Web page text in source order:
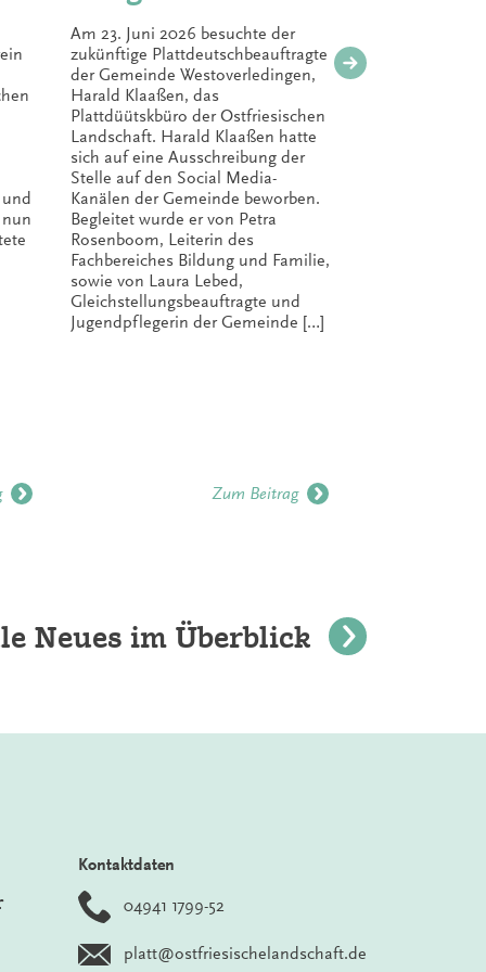
Gemeinde
Westoverledingen
zu Gast im
Plattdüütskbüro
Am 23. Juni 2026 besuchte der
zukünftige Plattdeutschbeauftragte
der Gemeinde Westoverledingen,
Harald Klaaßen, das
Plattdüütskbüro der Ostfriesischen
Landschaft. Harald Klaaßen hatte
sich auf eine Ausschreibung der
Stelle auf den Social Media-
Kanälen der Gemeinde beworben.
Begleitet wurde er von Petra
Rosenboom, Leiterin des
Fachbereiches Bildung und Familie,
sowie von Laura Lebed,
Gleichstellungsbeauftragte und
Jugendpflegerin der Gemeinde […]
Zum Beitrag
Neues im Überblick
Kontaktdaten
04941 1799-52
platt@ostfriesischelandschaft.de